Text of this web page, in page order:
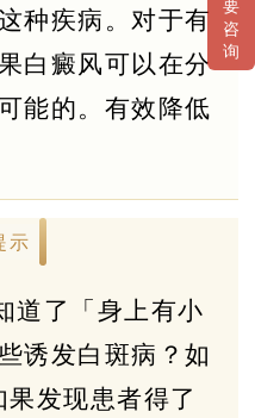
种疾病。对于有
白癜风可以在分
能的。有效降低
示
了「身上有小
诱发白斑病？如
发现患者得了
要
咨
询